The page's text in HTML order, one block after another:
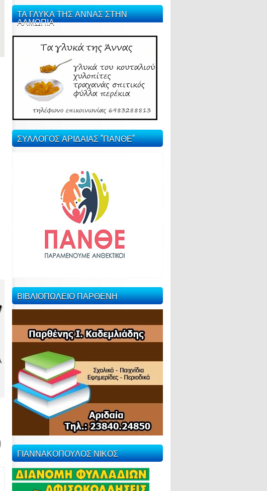
ΤΑ ΓΛΥΚΑ ΤΗΣ ΑΝΝΑΣ ΣΤΗΝ
ΑΛΜΩΠΙΑ
ΣΥΛΛΟΓΟΣ ΑΡΙΔΑΙΑΣ "ΠΑΝΘΕ"
ΒΙΒΛΙΟΠΩΛΕΙΟ ΠΑΡΘΕΝΗ
ΓΙΑΝΝΑΚΟΠΟΥΛΟΣ ΝΙΚΟΣ